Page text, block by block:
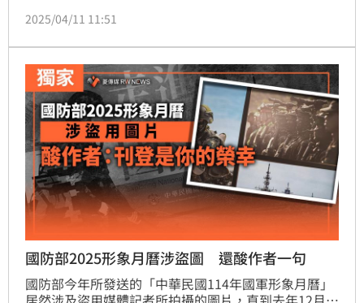
權應屬台北市文化基金會所有，對於照片是否經授權，
分。
2025/04/11 11:51
國防部2025形象月曆涉盜圖 還酸作者一句
國防部今年所發送的「中華民國114年國軍形象月曆」